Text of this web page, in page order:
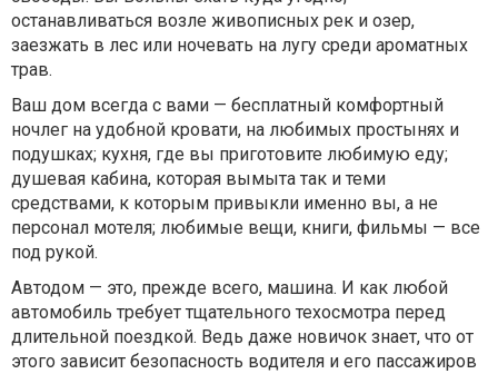
останавливаться возле живописных рек и озер,
заезжать в лес или ночевать на лугу среди ароматных
трав.
Ваш дом всегда с вами — бесплатный комфортный
ночлег на удобной кровати, на любимых простынях и
подушках; кухня, где вы приготовите любимую еду;
душевая кабина, которая вымыта так и теми
средствами, к которым привыкли именно вы, а не
персонал мотеля; любимые вещи, книги, фильмы — все
под рукой.
Автодом — это, прежде всего, машина. И как любой
автомобиль требует тщательного техосмотра перед
длительной поездкой. Ведь даже новичок знает, что от
этого зависит безопасность водителя и его пассажиров